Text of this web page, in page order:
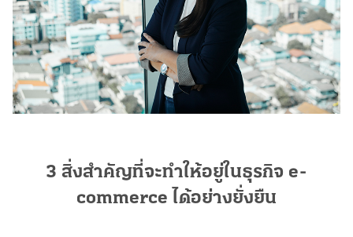
3 สิ่งสำคัญที่จะทำให้อยู่ในธุรกิจ e-
commerce ได้อย่างยั่งยืน